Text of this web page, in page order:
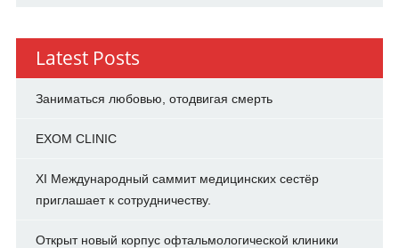
Latest Posts
Заниматься любовью, отодвигая смерть
EXOM CLINIC
XI Международный саммит медицинских сестёр
приглашает к сотрудничеству.
Открыт новый корпус офтальмологической клиники